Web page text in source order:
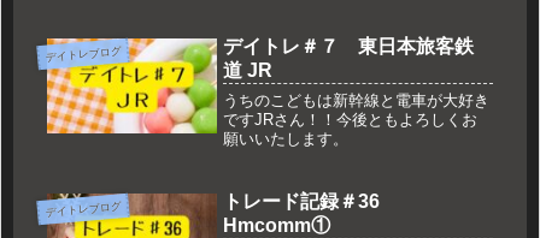
デイトレブログ
デイトレ＃７ 東日本旅客鉄
道 JR
うちのこどもは新幹線と電車が大好き
ですJRさん！！今後ともよろしくお
願いいたします。
デイトレブログ
トレード記録＃36
Hmcomm①